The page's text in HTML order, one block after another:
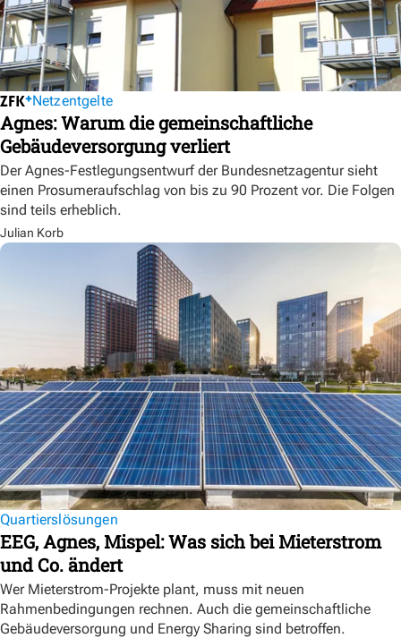
Netzentgelte
Agnes: Warum die gemeinschaftliche
Gebäudeversorgung verliert
Der Agnes-Festlegungsentwurf der Bundesnetzagentur sieht
einen Prosumeraufschlag von bis zu 90 Prozent vor. Die Folgen
sind teils erheblich.
Julian Korb
Quartierslösungen
EEG, Agnes, Mispel: Was sich bei Mieterstrom
und Co. ändert
Wer Mieterstrom-Projekte plant, muss mit neuen
Rahmenbedingungen rechnen. Auch die gemeinschaftliche
Gebäudeversorgung und Energy Sharing sind betroffen.